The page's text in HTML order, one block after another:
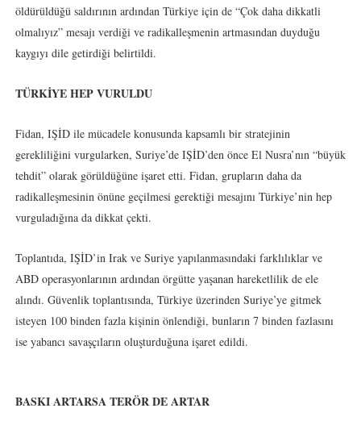
öldürüldüğü saldırının ardından Türkiye için de “Çok daha dikkatli
olmalıyız” mesajı verdiği ve radikalleşmenin artmasından duyduğu
kaygıyı dile getirdiği belirtildi.
TÜRKİYE HEP VURULDU
Fidan, IŞİD ile mücadele konusunda kapsamlı bir stratejinin
gerekliliğini vurgularken, Suriye’de IŞİD’den önce El Nusra’nın “büyük
tehdit” olarak görüldüğüne işaret etti. Fidan, grupların daha da
radikalleşmesinin önüne geçilmesi gerektiği mesajını Türkiye’nin hep
vurguladığına da dikkat çekti.
Toplantıda, IŞİD’in Irak ve Suriye yapılanmasındaki farklılıklar ve
ABD operasyonlarının ardından örgütte yaşanan hareketlilik de ele
alındı. Güvenlik toplantısında, Türkiye üzerinden Suriye’ye gitmek
isteyen 100 binden fazla kişinin önlendiği, bunların 7 binden fazlasını
ise yabancı savaşçıların oluşturduğuna işaret edildi.
BASKI ARTARSA TERÖR DE ARTAR